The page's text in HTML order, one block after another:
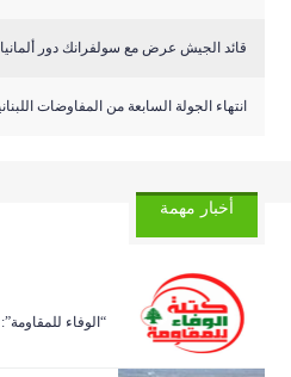
قائد الجيش عرض مع سولفرانك دور
انتهاء الجولة السابعة من المفاوضات
أخبار مهمة
“الوفاء